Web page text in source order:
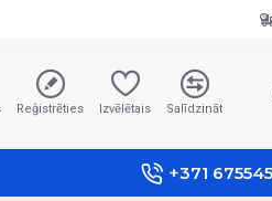
Reģistrēties Izvēlētais Salīdzināt
+371